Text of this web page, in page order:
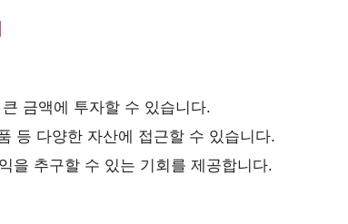
금액에 투자할 수 있습니다.
등 다양한 자산에 접근할 수 있습니다.
을 추구할 수 있는 기회를 제공합니다.